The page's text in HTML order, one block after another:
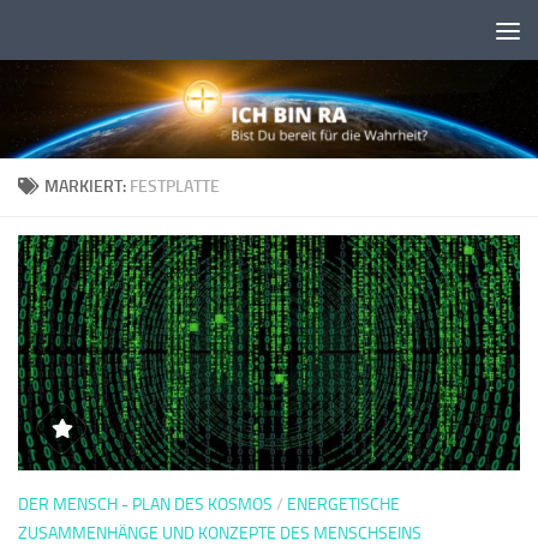
MARKIERT: FESTPLATTE
DER MENSCH - PLAN DES KOSMOS / ENERGETISCHE
ZUSAMMENHÄNGE UND KONZEPTE DES MENSCHSEINS